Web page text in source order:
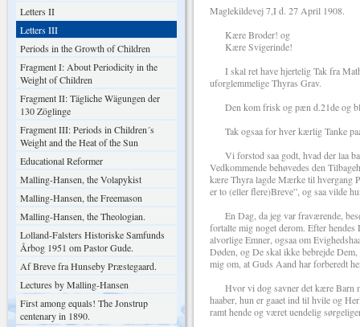
Letters II
Letters III
Periods in the Growth of Children
Fragment I: About Periodicity in the
Weight of Children
Fragment II: Tägliche Wägungen der
130 Zöglinge
Fragment III: Periods in Children´s
Weight and the Heat of the Sun
Educational Reformer
Malling-Hansen, the Volapykist
Malling-Hansen, the Freemason
Malling-Hansen, the Theologian.
Lolland-Falsters Historiske Samfunds
Årbog 1951 om Pastor Gude.
Af Breve fra Hunseby Præstegaard.
Lectures by Malling-Hansen
First among equals! The Jonstrup
centenary in 1890.
Maglekildevej 7,I d. 27 April 1908.
Kære Broder! og
Kære Svigerinde!
I skal ret have hjertelig Tak fra
uforglemmelige Thyras Grav.
Den kom frisk og pæn d.21de og
Tak ogsaa for hver kærlig Tanke
Vi forstod saa godt, hvad der laa
Vedkommende behøvedes den
kære Thyra lagde Mærke til hvergang
er to (eller flere)Breve”, og saa vilde
En Dag, da jeg var fraværende,
fortalte mig noget derom. Efter
alvorlige Emner, ogsaa om
Døden, og De skal ikke bebrejde
mig om, at Guds Aand har forberedt
Hvor vi dog savner det kære Barn
haaber, hun er gaaet ind til hvile og
ramt hende og været uendelig